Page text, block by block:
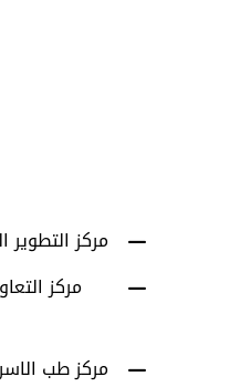
مركز التطوير
مركز
مركز طب